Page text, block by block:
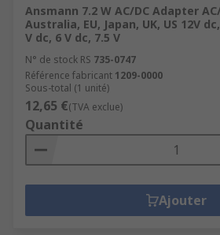
Ansmann 7.2 W AC/DC Adapter
Australia, EU, Japan, UK, US 12V
V dc, 6 V dc, 7.5 V
N° de stock RS 735-0747
Référence fabricant 1209-0000
Sous-total (1 unité)
12,65 €(TVA exclue)
Quantité
Ajouter